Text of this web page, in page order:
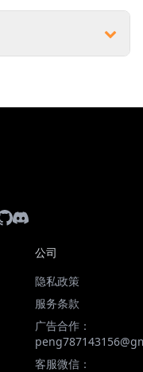
公司
隐私政策
服务条款
广告合作：
客服微信：